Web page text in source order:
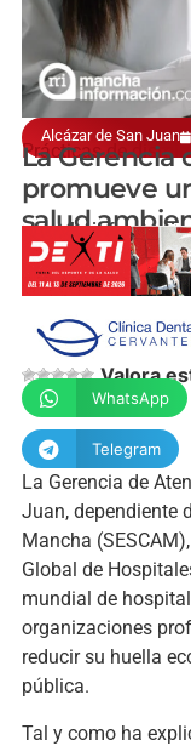
Alcázar de San Juan
Prácticas de
La Gerencia
promueve
salud
Valora
WhatsApp
Telegram
La Gerencia de
Juan, dependiente
Mancha
Global de
mundial de
organizaciones
reducir su huella
pública.
Tal y como ha